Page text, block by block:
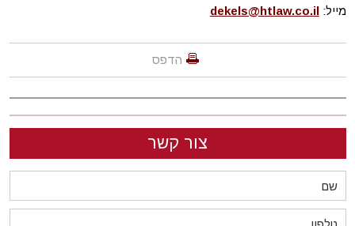
מייל:dekels@htlaw.co.il
הדפס
צור קשר